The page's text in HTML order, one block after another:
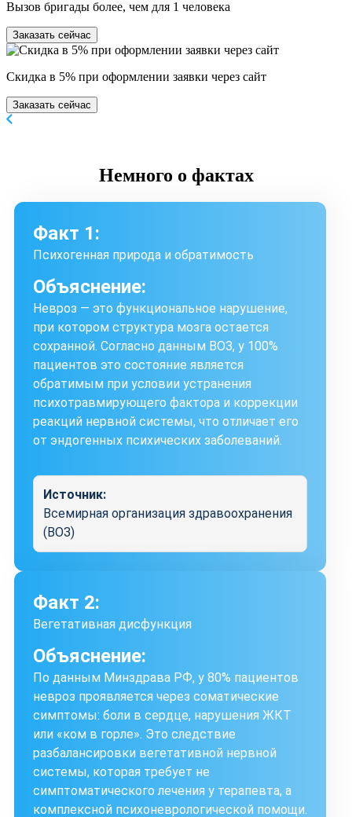
Вызов бригады более, чем для 1 человека
Заказать сейчас
Скидка в 5% при оформлении заявки через сайт
Заказать сейчас
Немного о фактах
Факт 1:
Психогенная природа и обратимость
Объяснение:
Невроз — это функциональное нарушение,
при котором структура мозга остается
сохранной. Согласно данным ВОЗ, у 100%
пациентов это состояние является
обратимым при условии устранения
психотравмирующего фактора и коррекции
реакций нервной системы, что отличает его
от эндогенных психических заболеваний.
Источник:
Всемирная организация здравоохранения
(ВОЗ)
Факт 2:
Вегетативная дисфункция
Объяснение:
По данным Минздрава РФ, у 80% пациентов
невроз проявляется через соматические
симптомы: боли в сердце, нарушения ЖКТ
или «ком в горле». Это следствие
разбалансировки вегетативной нервной
системы, которая требует не
симптоматического лечения у терапевта, а
комплексной психоневрологической помощи.